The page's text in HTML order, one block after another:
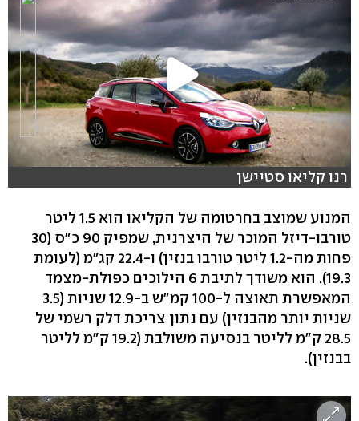
רנו קליאו סטיישן
המנוע שמוצב בחרטומה של הקליאו הוא 1.5 ליטר
טורבו-דיזל המוכר של היצרנית, שמפיק 90 כ"ס (30
פחות מה-1.2 ליטר טורבו בנזין) ו-22.4 קג"מ (לעומת
19.3). הוא משודך לתיבת 6 הילוכים כפולת-מצמד
המאפשרת תאוצה ל-100 קמ"ש ב-12.9 שניות (3.5
שניות יותר מהבנזין) עם נתון צריכת דלק רשמי של
28.5 ק"מ לליטר בנסיעה משולבת (19.2 ק"מ לליטר
בבנזין).